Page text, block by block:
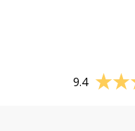
9.4